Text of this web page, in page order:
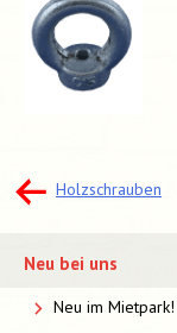
Holzschrauben
Neu bei uns
Neu im